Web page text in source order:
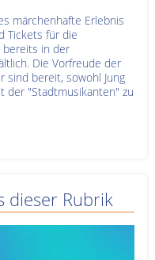
märchenhafte Erlebnis
Tickets für die
bereits in der
Die Vorfreude der
sind bereit, sowohl Jung
der "Stadtmusikanten" zu
dieser Rubrik